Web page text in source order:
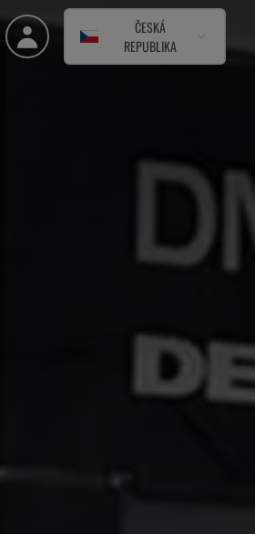
ČESKÁ
REPUBLIKA